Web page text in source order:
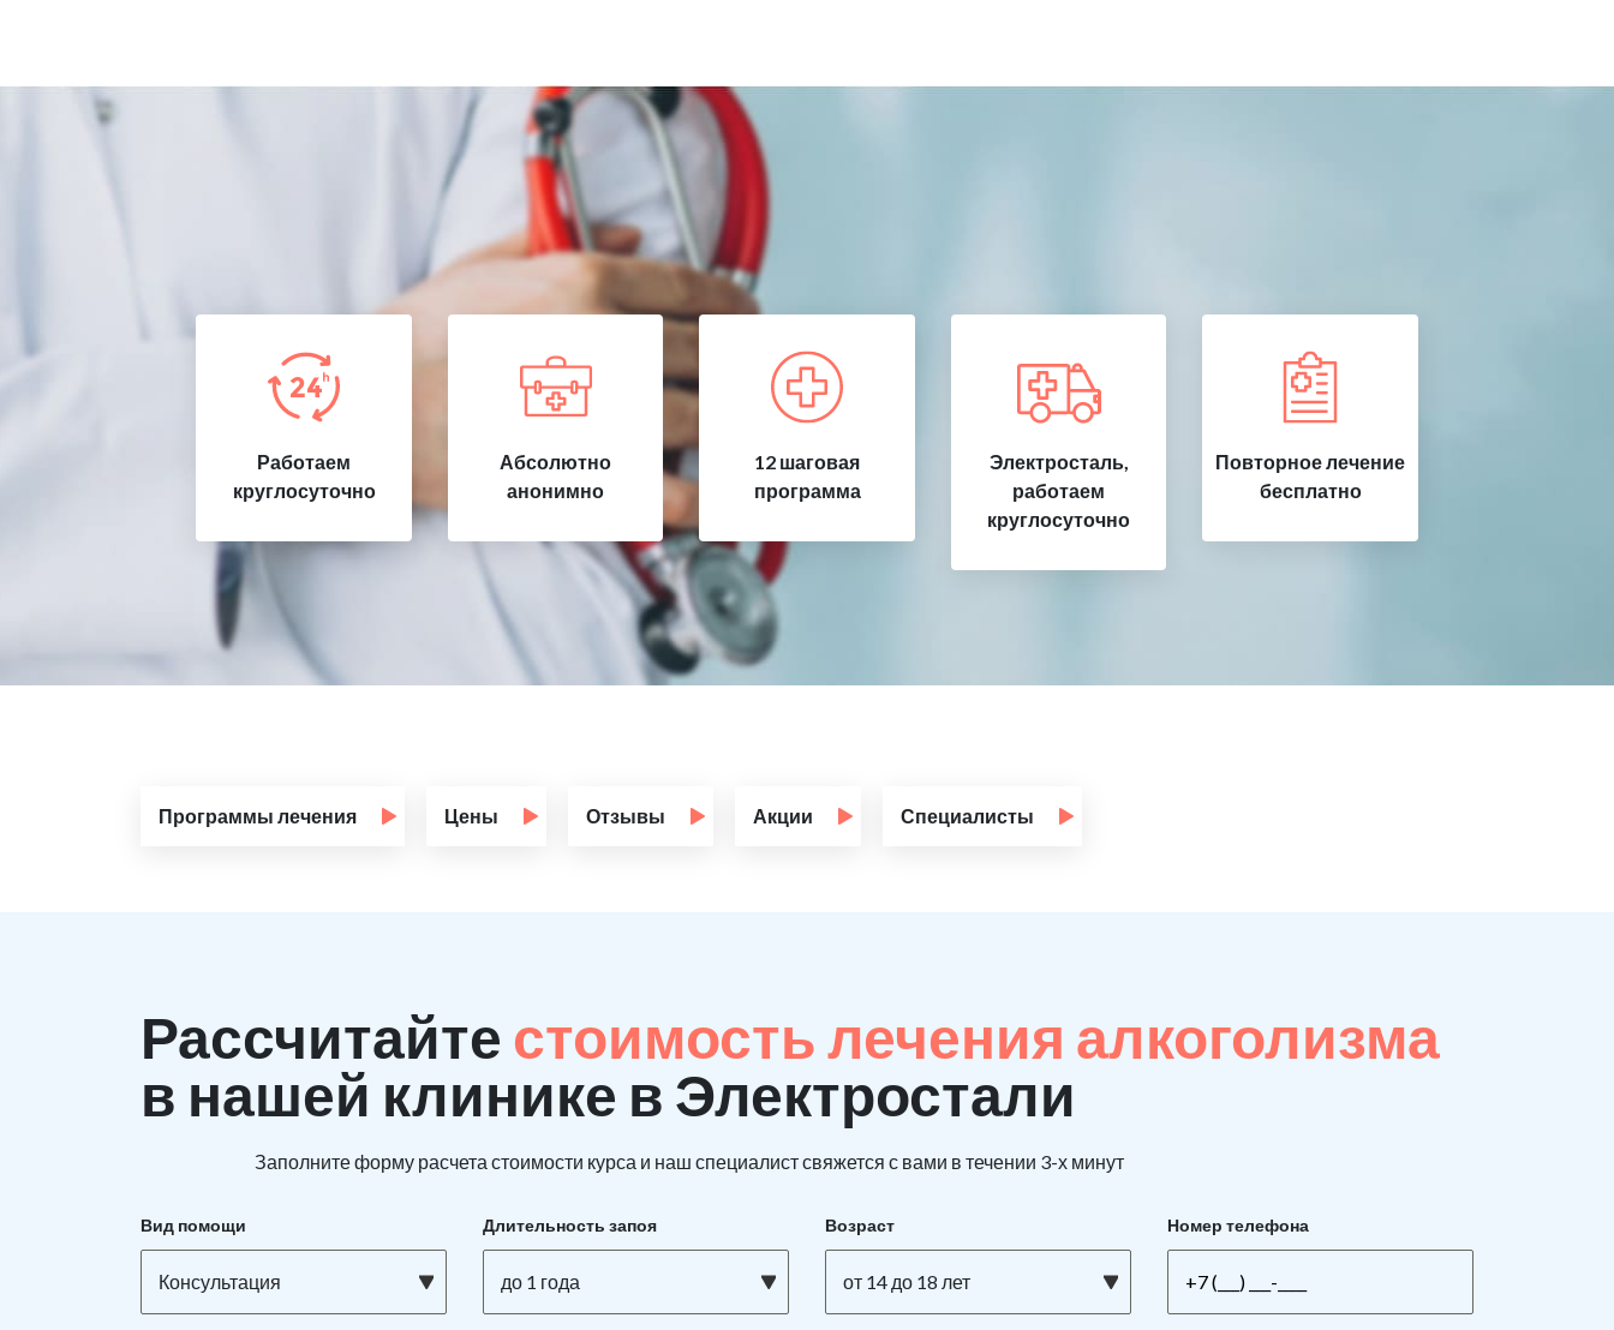
Работаем
круглосуточно
Абсолютно
анонимно
12 шаговая
программа
Электросталь,
работаем
круглосуточно
Повторное лечение
бесплатно
Программы лечения Цены Отзывы Акции Специалисты
Рассчитайте стоимость лечения алкоголизма
в нашей клинике в Электростали
Заполните форму расчета стоимости курса и наш специалист свяжется с вами в течении 3-х минут
Вид помощи
Консультация
Длительность запоя
до 1 года
Возраст
от 14 до 18 лет
Номер телефона